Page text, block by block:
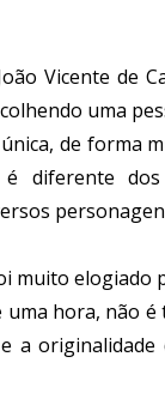
Vicente de
uma
de forma
diferente dos
muito elogiado
hora, não é
a originalidade